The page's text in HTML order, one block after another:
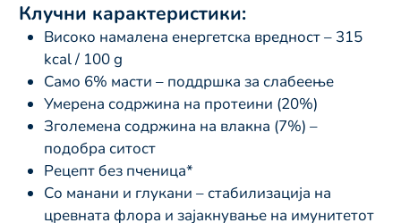
Клучни карактеристики:
Високо намалена енергетска вредност – 315
kcal / 100 g
Само 6% масти – поддршка за слабеење
Умерена содржина на протеини (20%)
Зголемена содржина на влакна (7%) –
подобра ситост
Рецепт без пченица*
Со манани и глукани – стабилизација на
цревната флора и зајакнување на имунитетот